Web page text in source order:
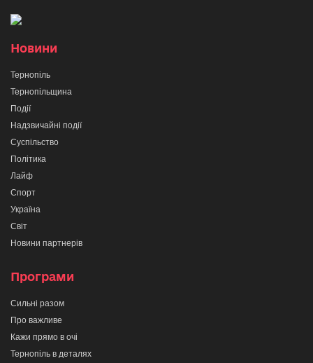
Новини
Тернопіль
Тернопільщина
Події
Надзвичайні події
Суспільство
Політика
Лайф
Спорт
Україна
Світ
Новини партнерів
Програми
Сильні разом
Про важливе
Кажи прямо в очі
Тернопіль в деталях